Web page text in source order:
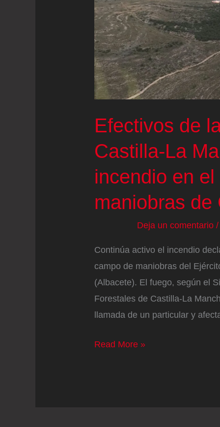
Efectivos de
Castilla-La
incendio en
maniobras de
Deja un comentario /
Continúa activo el incendio
campo de maniobras del
(Albacete). El fuego, según el
Forestales de Castilla-La
llamada de un particular y
Efectivos
Read More »